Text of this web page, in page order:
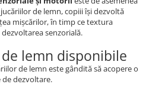
de lemn, copiii își dezvoltă
mișcărilor, în timp ce textura
senzorială.
lemn disponibile
de lemn este gândită să acopere o
de dezvoltare.